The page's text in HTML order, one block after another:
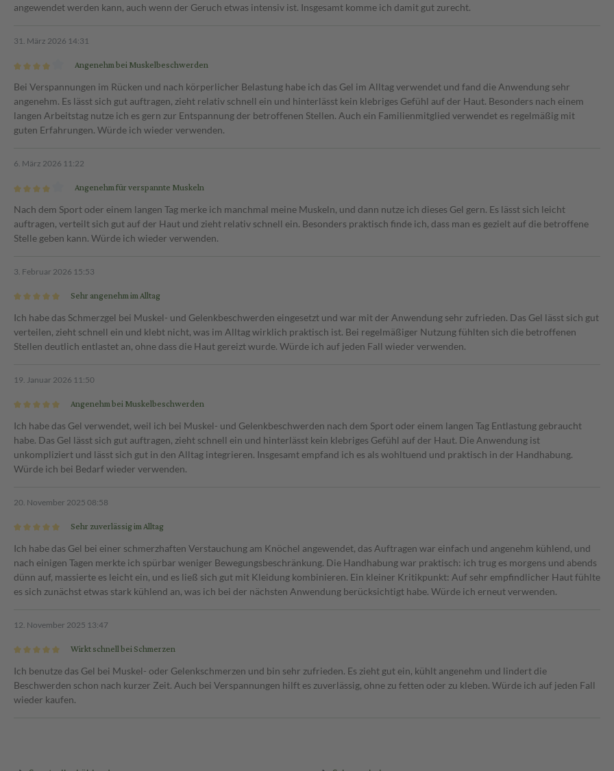
angewendet werden kann, auch wenn der Geruch etwas intensiv ist. Insgesamt komme ich damit gut zurecht.
31. März 2026 14:31
Angenehm bei Muskelbeschwerden
Bei Verspannungen im Rücken und nach körperlicher Belastung habe ich das Gel im Alltag verwendet und fand die Anwendung sehr
angenehm. Es lässt sich gut auftragen, zieht relativ schnell ein und hinterlässt kein klebriges Gefühl auf der Haut. Besonders nach einem
langen Arbeitstag nutze ich es gern zur Entspannung der betroffenen Stellen. Auch ein Familienmitglied verwendet es regelmäßig mit
guten Erfahrungen. Würde ich wieder verwenden.
6. März 2026 11:22
Angenehm für verspannte Muskeln
Nach dem Sport oder einem langen Tag merke ich manchmal meine Muskeln, und dann nutze ich dieses Gel gern. Es lässt sich leicht
auftragen, verteilt sich gut auf der Haut und zieht relativ schnell ein. Besonders praktisch finde ich, dass man es gezielt auf die betroffene
Stelle geben kann. Würde ich wieder verwenden.
3. Februar 2026 15:53
Sehr angenehm im Alltag
Ich habe das Schmerzgel bei Muskel- und Gelenkbeschwerden eingesetzt und war mit der Anwendung sehr zufrieden. Das Gel lässt sich gut
verteilen, zieht schnell ein und klebt nicht, was im Alltag wirklich praktisch ist. Bei regelmäßiger Nutzung fühlten sich die betroffenen
Stellen deutlich entlastet an, ohne dass die Haut gereizt wurde. Würde ich auf jeden Fall wieder verwenden.
19. Januar 2026 11:50
Angenehm bei Muskelbeschwerden
Ich habe das Gel verwendet, weil ich bei Muskel- und Gelenkbeschwerden nach dem Sport oder einem langen Tag Entlastung gebraucht
habe. Das Gel lässt sich gut auftragen, zieht schnell ein und hinterlässt kein klebriges Gefühl auf der Haut. Die Anwendung ist
unkompliziert und lässt sich gut in den Alltag integrieren. Insgesamt empfand ich es als wohltuend und praktisch in der Handhabung.
Würde ich bei Bedarf wieder verwenden.
20. November 2025 08:58
Sehr zuverlässig im Alltag
Ich habe das Gel bei einer schmerzhaften Verstauchung am Knöchel angewendet, das Auftragen war einfach und angenehm kühlend, und
nach einigen Tagen merkte ich spürbar weniger Bewegungsbeschränkung. Die Handhabung war praktisch: ich trug es morgens und abends
dünn auf, massierte es leicht ein, und es ließ sich gut mit Kleidung kombinieren. Ein kleiner Kritikpunkt: Auf sehr empfindlicher Haut fühlte
es sich zunächst etwas stark kühlend an, was ich bei der nächsten Anwendung berücksichtigt habe. Würde ich erneut verwenden.
12. November 2025 13:47
Wirkt schnell bei Schmerzen
Ich benutze das Gel bei Muskel- oder Gelenkschmerzen und bin sehr zufrieden. Es zieht gut ein, kühlt angenehm und lindert die
Beschwerden schon nach kurzer Zeit. Auch bei Verspannungen hilft es zuverlässig, ohne zu fetten oder zu kleben. Würde ich auf jeden Fall
wieder kaufen.